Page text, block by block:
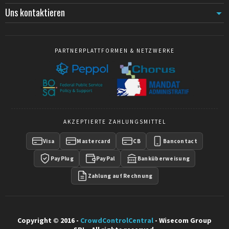
Uns kontaktieren
PARTNERPLATTFORMEN & NETZWERKE
AKZEPTIERTE ZAHLUNGSMITTEL
Visa Mastercard CB Bancontact
PayPlug PayPal Banküberweisung
Zahlung auf Rechnung
Copyright © 2016 - CrowdControlCentral - Wisecom Group